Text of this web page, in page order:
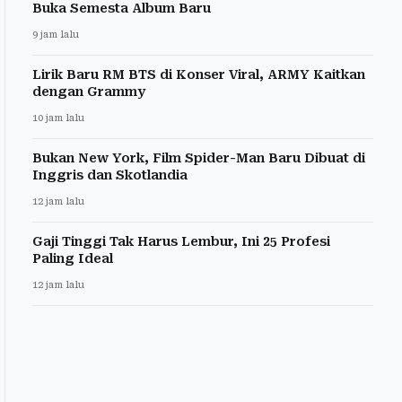
Buka Semesta Album Baru
9 jam lalu
Lirik Baru RM BTS di Konser Viral, ARMY Kaitkan
dengan Grammy
10 jam lalu
Bukan New York, Film Spider-Man Baru Dibuat di
Inggris dan Skotlandia
12 jam lalu
Gaji Tinggi Tak Harus Lembur, Ini 25 Profesi
Paling Ideal
12 jam lalu